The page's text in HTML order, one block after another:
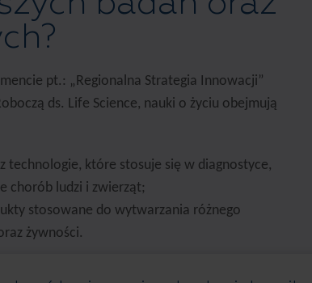
pt.: „Regionalna Strategia Innowacji”
ds. Life Science, nauki o życiu obejmują
technologie, które stosuje się w diagnostyce,
chorób ludzi i zwierząt;
stosowane do wytwarzania różnego
żywności.